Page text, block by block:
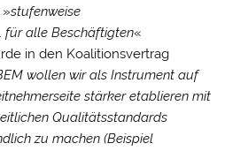
stufenweise
für alle Beschäftigten«
in den Koalitionsvertrag
wollen wir als Instrument auf
stärker etablieren mit
Qualitätsstandards
zu machen (Beispiel